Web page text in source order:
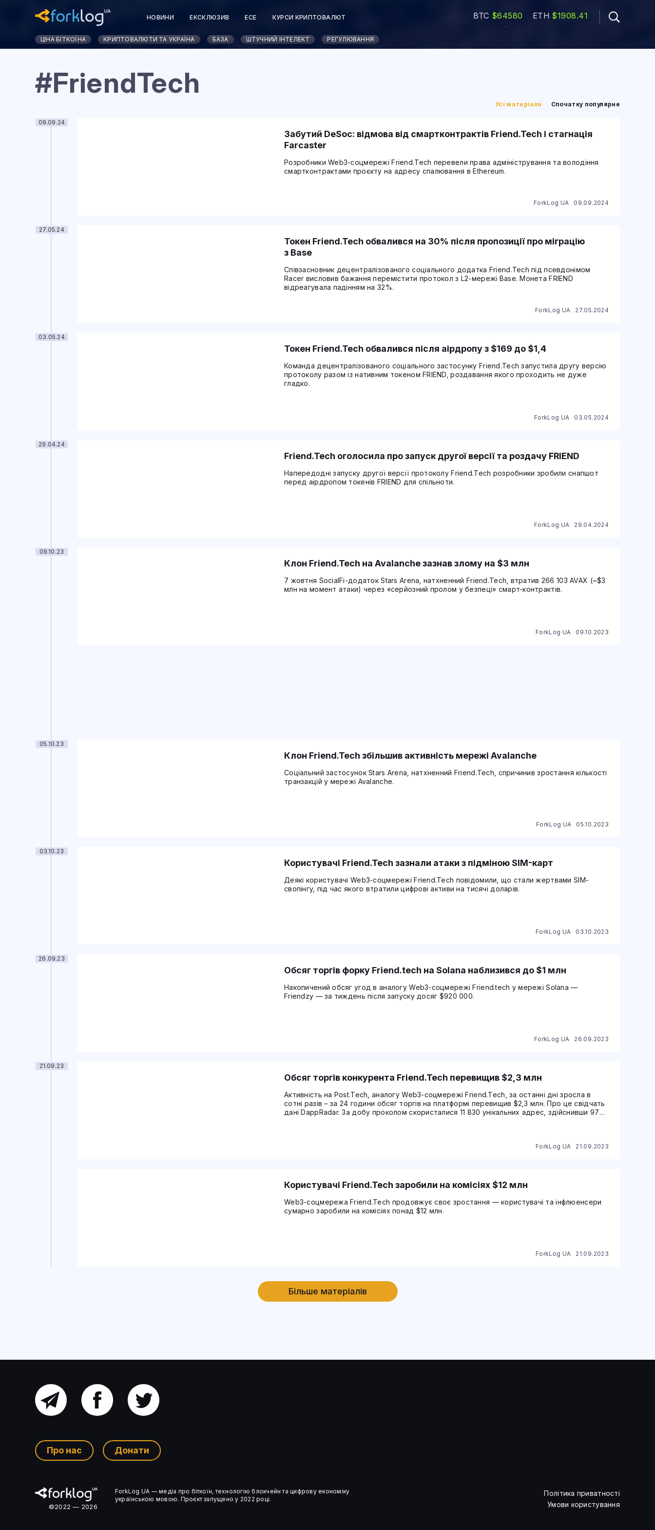
НОВИНИ ЕКСКЛЮЗИВ ЕСЕ КУРСИ КРИПТОВАЛЮТ BTC $64580 ETH $1908.41
ЦІНА БІТКОЇНА КРИПТОВАЛЮТИ ТА УКРАЇНА БАЗА ШТУЧНИЙ ІНТЕЛЕКТ РЕГУЛЮВАННЯ
#FriendTech
Усі матеріали Спочатку популярне
Забутий DeSoc: відмова від смартконтрактів Friend.Tech і стагнація
Farcaster
Розробники Web3-соцмережі Friend.Tech перевели права адміністрування та володіння
смартконтрактами проєкту на адресу спалювання в Ethereum.
ForkLog UA 09.09.2024
Токен Friend.Tech обвалився на 30% після пропозиції про міграцію
з Base
Співзасновник децентралізованого соціального додатка Friend.Tech під псевдонімом
Racer висловив бажання перемістити протокол з L2-мережі Base. Монета FRIEND
відреагувала падінням на 32%.
ForkLog UA 27.05.2024
Токен Friend.Tech обвалився після аірдропу з $169 до $1,4
Команда децентралізованого соціального застосунку Friend.Tech запустила другу версію
протоколу разом із нативним токеном FRIEND, роздавання якого проходить не дуже
гладко.
ForkLog UA 03.05.2024
Friend.Tech оголосила про запуск другої версії та роздачу FRIEND
Напередодні запуску другої версії протоколу Friend.Tech розробники зробили снапшот
перед аірдропом токенів FRIEND для спільноти.
ForkLog UA 29.04.2024
Клон Friend.Tech на Avalanche зазнав злому на $3 млн
7 жовтня SocialFi-додаток Stars Arena, натхненний Friend.Tech, втратив 266 103 AVAX (~$3
млн на момент атаки) через «серйозний пролом у безпеці» смарт-контрактів.
ForkLog UA 09.10.2023
Клон Friend.Tech збільшив активність мережі Avalanche
Соціальний застосунок Stars Arena, натхненний Friend.Tech, спричинив зростання кількості
транзакцій у мережі Avalanche.
ForkLog UA 05.10.2023
Користувачі Friend.Tech зазнали атаки з підміною SIM-карт
Деякі користувачі Web3-соцмережі Friend.Tech повідомили, що стали жертвами SIM-
свопінгу, під час якого втратили цифрові активи на тисячі доларів.
ForkLog UA 03.10.2023
Обсяг торгів форку Friend.tech на Solana наблизився до $1 млн
Накопичений обсяг угод в аналогу Web3-соцмережі Friend.tech у мережі Solana —
Friendzy — за тиждень після запуску досяг $920 000.
ForkLog UA 26.09.2023
Обсяг торгів конкурента Friend.Tech перевищив $2,3 млн
Активність на Post.Tech, аналогу Web3-соцмережі Friend.Tech, за останні дні зросла в
сотні разів – за 24 години обсяг торгів на платформі перевищив $2,3 млн. Про це свідчать
дані DappRadar. За добу проколом скористалися 11 830 унікальних адрес, здійснивши 97
ForkLog UA 21.09.2023
Користувачі Friend.Tech заробили на комісіях $12 млн
Web3-соцмережа Friend.Tech продовжує своє зростання — користувачі та інфлюенсери
сумарно заробили на комісіях понад $12 млн.
ForkLog UA 21.09.2023
Більше матеріалів
Головний
Ком’юніті-
чат
Facebook
Про нас Донати
©2022 — 2026
ForkLog UA — медіа про біткоїн, технологію блокчейн та цифрову економіку
українською мовою. Проєкт запущено у 2022 році.
Політика приватності
Умови користування